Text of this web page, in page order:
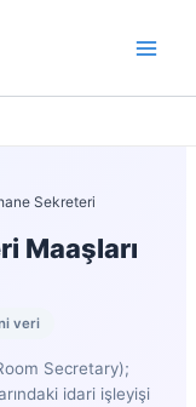
Sekreteri
Maaşları
veri
Secretary);
idari işleyişi